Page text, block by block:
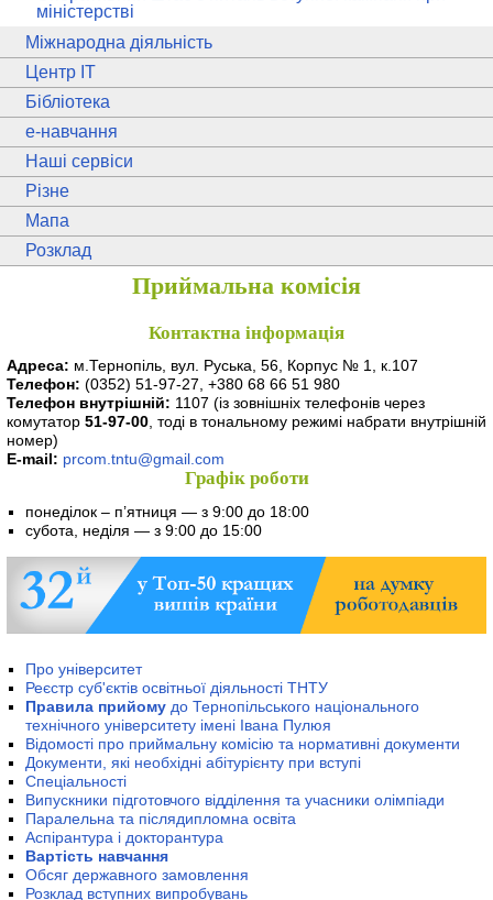
міністерстві
Міжнародна діяльність
Центр ІТ
Бібліотека
e-навчання
Наші сервіси
Різне
Мапа
Розклад
Приймальна комісія
Контактна інформація
Адреса: м.Тернопіль, вул. Руська, 56, Корпус № 1, к.107
Телефон: (0352) 51-97-27, +380 68 66 51 980
Телефон внутрішній: 1107 (із зовнішніх телефонів через
комутатор 51-97-00, тоді в тональному режимі набрати внутрішній
номер)
E-mail: prcom.tntu@gmail.com
Графік роботи
понеділок – п’ятниця — з 9:00 до 18:00
cубота, неділя — з 9:00 до 15:00
Про університет
Реєстр суб'єктів освітньої діяльності ТНТУ
Правила прийому до Тернопільського національного
технічного університету імені Івана Пулюя
Відомості про приймальну комісію та нормативні документи
Документи, які необхідні абітурієнту при вступі
Спеціальності
Випускники підготовчого відділення та учасники олімпіади
Паралельна та післядипломна освіта
Аспірантура і докторантура
Вартість навчання
Обсяг державного замовлення
Розклад вступних випробувань